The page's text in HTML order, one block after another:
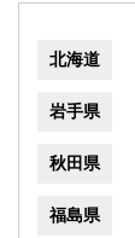
北海道
岩手県
秋田県
福島県